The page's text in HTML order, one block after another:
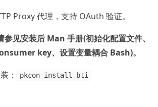
Proxy 代理，支持 OAuth 验证。
参见安装后 Man 手册(初始化配置文件、
key、设置变量耦合 Bash)。
：
pkcon install bti